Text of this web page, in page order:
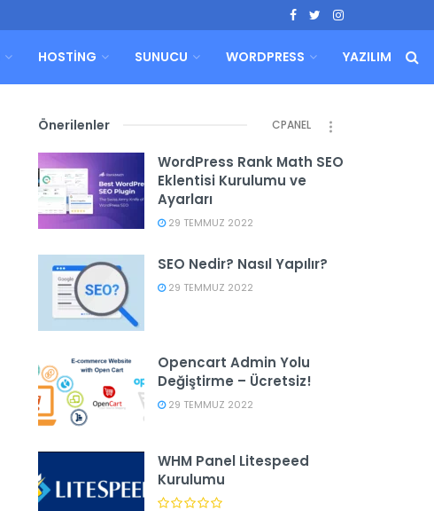
HOSTING SUNUCU WORDPRESS YAZILIM
Önerilenler CPANEL
WordPress Rank Math SEO
Eklentisi Kurulumu ve
Ayarları
29 TEMMUZ 2022
SEO Nedir? Nasıl Yapılır?
29 TEMMUZ 2022
Opencart Admin Yolu
Değiştirme – Ücretsiz!
29 TEMMUZ 2022
WHM Panel Litespeed
Kurulumu